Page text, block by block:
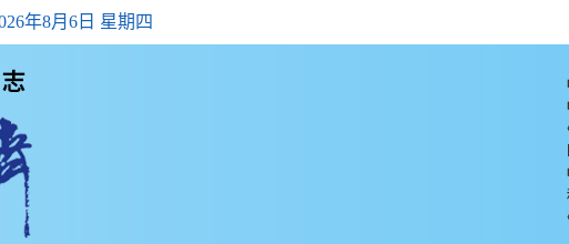
年8月6日 星期四